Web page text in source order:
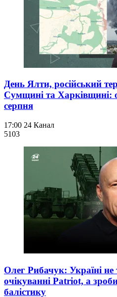
День Ялти, російський
Сумщині та Харківщині:
серпня
17:00 24 Канал
5103
Олег Рибачук: Україні
очікуванні Patriot, а
балістику